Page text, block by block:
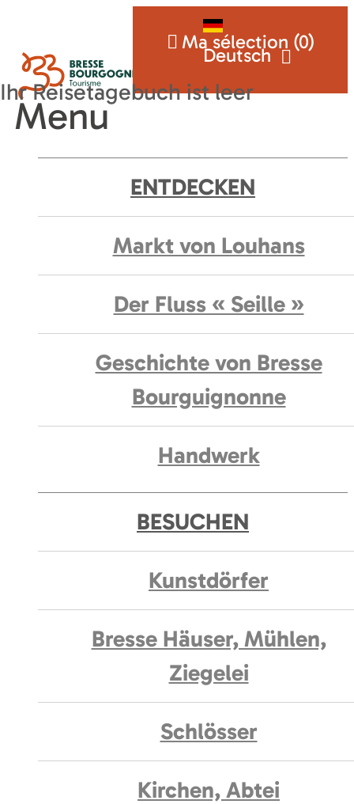
Deutsch
Ma sélection (0)
Menu
ENTDECKEN
Markt von Louhans
Der Fluss « Seille »
Geschichte von Bresse
Bourguignonne
Handwerk
BESUCHEN
Kunstdörfer
Bresse Häuser, Mühlen,
Ziegelei
Schlösser
Kirchen, Abtei